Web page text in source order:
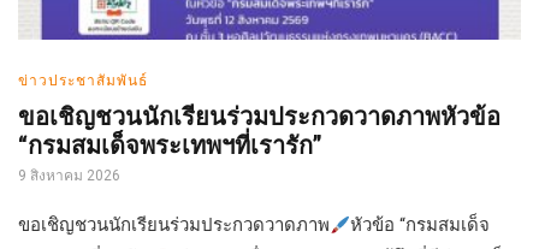
ข่าวประชาสัมพันธ์
ขอเชิญชวนนักเรียนร่วมประกวดวาดภาพหัวข้อ
“กรมสมเด็จพระเทพฯที่เรารัก”
9 สิงหาคม 2026
ขอเชิญชวนนักเรียนร่วมประกวดวาดภาพ
หัวข้อ “กรมสมเด็จ